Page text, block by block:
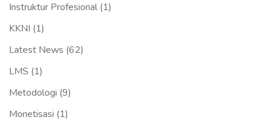
Instruktur Profesional (1)
KKNI (1)
Latest News (62)
LMS (1)
Metodologi (9)
Monetisasi (1)